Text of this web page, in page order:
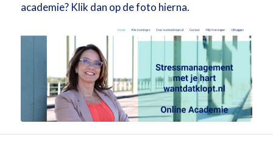
academie? Klik dan op de foto hierna.